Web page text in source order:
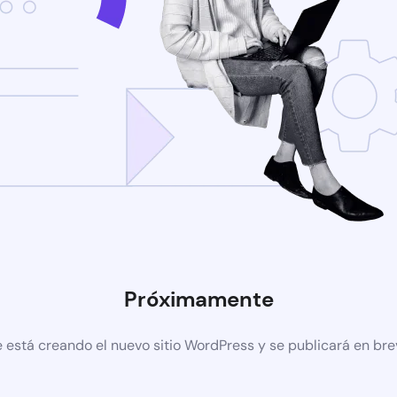
Próximamente
está creando el nuevo sitio WordPress y se publicará en